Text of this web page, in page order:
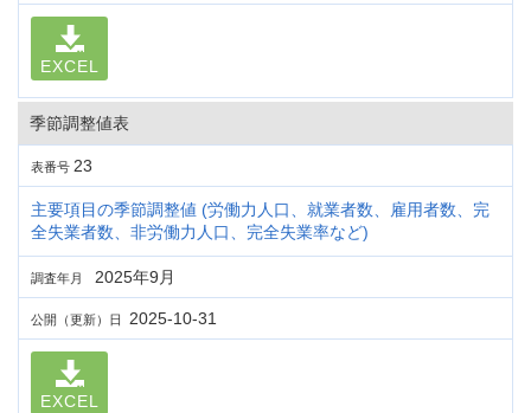
EXCEL
季節調整値表
表番号 23
主要項目の季節調整値 (労働力人口、就業者数、雇用者数、完
全失業者数、非労働力人口、完全失業率など)
調査年月 2025年9月
公開（更新）日 2025-10-31
EXCEL